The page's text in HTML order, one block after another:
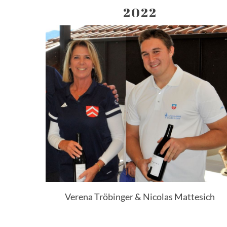
2022
Verena Tröbinger & Nicolas Mattesich